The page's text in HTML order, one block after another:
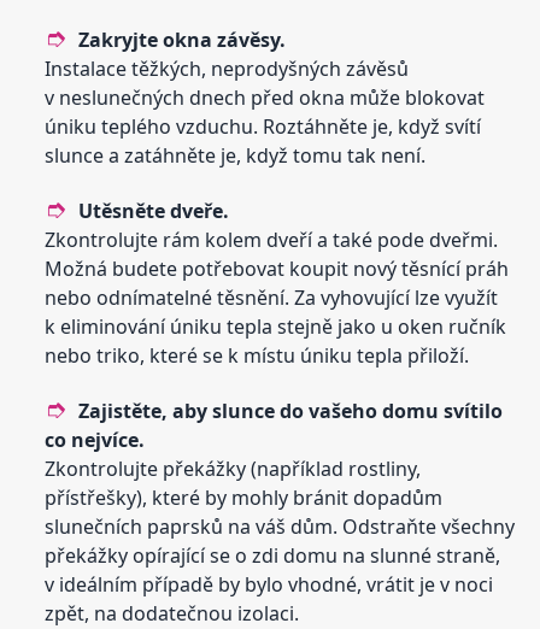
Zakryjte okna závěsy.
Instalace těžkých, neprodyšných závěsů
v neslunečných dnech před okna může blokovat
úniku teplého vzduchu. Roztáhněte je, když svítí
slunce a zatáhněte je, když tomu tak není.
Utěsněte dveře.
Zkontrolujte rám kolem dveří a také pode dveřmi.
Možná budete potřebovat koupit nový těsnící práh
nebo odnímatelné těsnění. Za vyhovující lze využít
k eliminování úniku tepla stejně jako u oken ručník
nebo triko, které se k místu úniku tepla přiloží.
Zajistěte, aby slunce do vašeho domu svítilo
co nejvíce.
Zkontrolujte překážky (například rostliny,
přístřešky), které by mohly bránit dopadům
slunečních paprsků na váš dům. Odstraňte všechny
překážky opírající se o zdi domu na slunné straně,
v ideálním případě by bylo vhodné, vrátit je v noci
zpět, na dodatečnou izolaci.